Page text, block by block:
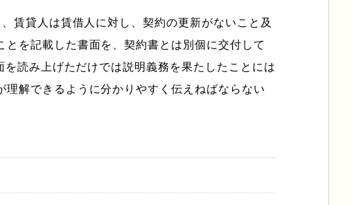
賃貸人は賃借人に対し、契約の更新がないこと及
を記載した書面を、契約書とは別個に交付して
読み上げただけでは説明義務を果たしたことには
解できるように分かりやすく伝えねばならない